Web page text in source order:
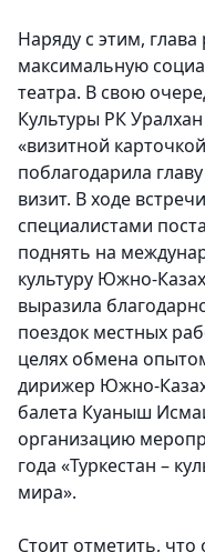
Наряду с этим,
максимальную
театра. В свою
Культуры РК
«визитной
поблагодарила
визит. В ходе
специалистами
поднять на
культуру Южно-
выразила
поездок местных
целях обмена
дирижер Южно-
балета Куаныш
организацию
года «Туркестан –
мира».
Стоит отметить,